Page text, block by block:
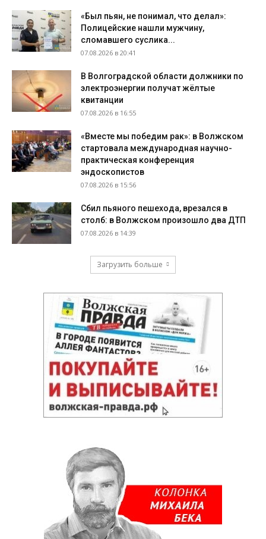
«Был пьян, не понимал, что делал»:
Полицейские нашли мужчину,
сломавшего суслика...
07.08.2026 в 20:41
В Волгоградской области должники по
электроэнергии получат жёлтые
квитанции
07.08.2026 в 16:55
«Вместе мы победим рак»: в Волжском
стартовала международная научно-
практическая конференция
эндоскопистов
07.08.2026 в 15:56
Сбил пьяного пешехода, врезался в
столб: в Волжском произошло два ДТП
07.08.2026 в 14:39
Загрузить больше